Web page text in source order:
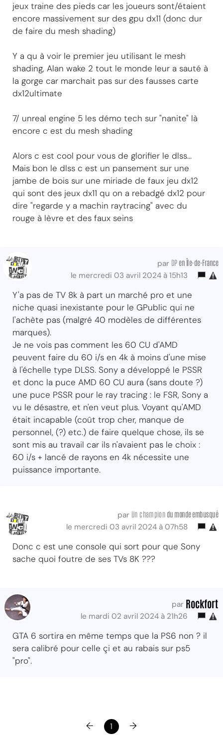
jeux traine des pieds car les joueurs sont/étaient
encore massivement sur des gpu dx11 (donc dur
de faire du mesh shading)
Y a qu à voir le premier jeu utilisant le mesh
shading, Alan wake 2 tout le monde leur a sauté à
la gorge car marchait pas sur des fausses carte
dx12ultimate
7/ unreal engine 5 les démo tech sur "nanite" là
encore c est du mesh shading
Alors c est cool pour vous de glorifier le dlss...
Mais bon le dlss c est un pansement sur une
jambe de bois sur une miriade de faux jeu dx12
qui sont des jeux dx11 qu on a rebadgé dx12 pour
dire "regarde y a machin raytracing" avec du
rouge à lèvre et des faux seins
par DP en Île-de-France
le mercredi 03 avril 2024 à 15h13
Y'a pas de TV 8k à part un marché pro et une
niche quasi inexistante pour le GPublic qui ne
l'achète pas (malgré 40 modèles de différentes
marques).
Je ne vois pas comment les 60 CU d'AMD
peuvent faire du 60 i/s en 4k à moins d'une mise
à l'échelle type DLSS. Sony a développé le PSSR
et donc la puce AMD 60 CU aura (sans doute ?)
une puce PSSR pour le ray tracing : le FSR, Sony a
vu le désastre, et n'en veut plus. Voyant qu'AMD
était incapable (coût trop cher, manque de
personnel, (?) etc.) de faire quelque chose, ils se
sont mis au travail car ils n'avaient pas le choix :
60 i/s + lancé de rayons en 4k nécessite une
puissance importante.
par Un champion du monde embusqué
le mercredi 03 avril 2024 à 07h58
Donc c est une console qui sort pour que Sony
sache quoi foutre de ses TVs 8K ???
par Rockfort
le mardi 02 avril 2024 à 21h26
GTA 6 sortira en même temps que la PS6 non ? il
sera calibré pour celle çi et au rabais sur ps5
"pro".
← 1 →